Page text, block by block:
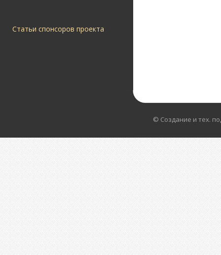
Статьи спонсоров проекта
© Создание и тех.